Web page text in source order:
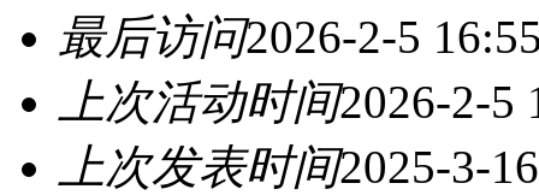
最后访问2026-2-5
上次活动时间2026-2-5
上次发表时间2025-3-